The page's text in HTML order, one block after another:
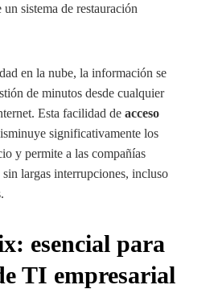
sistema de restauración
en la nube, la información se
de minutos desde cualquier
Esta facilidad de acceso
significativamente los
y permite a las compañías
largas interrupciones, incluso
esencial para
TI empresarial